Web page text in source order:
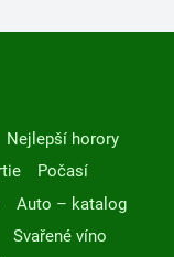
Nejlepší horory
Počasí
Auto – katalog
Svařené víno